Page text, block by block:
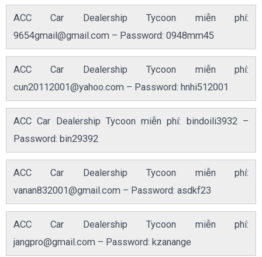
ACC Car Dealership Tycoon miễn phí:
9654gmail@gmail.com – Password: 0948mm45
ACC Car Dealership Tycoon miễn phí:
cun20112001@yahoo.com – Password: hnhi512001
ACC Car Dealership Tycoon miễn phí: bindoili3932 –
Password: bin29392
ACC Car Dealership Tycoon miễn phí:
vanan832001@gmail.com – Password: asdkf23
ACC Car Dealership Tycoon miễn phí:
jangpro@gmail.com – Password: kzanange